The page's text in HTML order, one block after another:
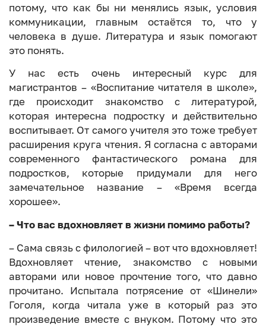
потому, что как бы ни менялись язык, условия
коммуникации, главным остаётся то, что у
человека в душе. Литература и язык помогают
это понять.
У нас есть очень интересный курс для
магистрантов – «Воспитание читателя в школе»,
где происходит знакомство с литературой,
которая интересна подростку и действительно
воспитывает. От самого учителя это тоже требует
расширения круга чтения. Я согласна с авторами
современного фантастического романа для
подростков, которые придумали для него
замечательное название – «Время всегда
хорошее».
– Что вас вдохновляет в жизни помимо работы?
– Сама связь с филологией – вот что вдохновляет!
Вдохновляет чтение, знакомство с новыми
авторами или новое прочтение того, что давно
прочитано. Испытала потрясение от «Шинели»
Гоголя, когда читала уже в который раз это
произведение вместе с внуком. Потому что это